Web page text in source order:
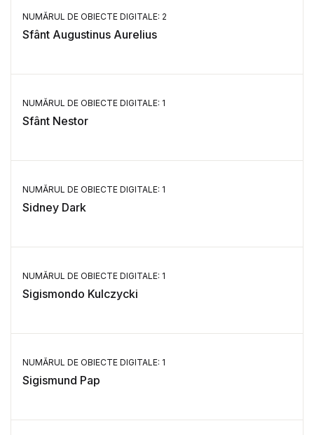
NUMĂRUL DE OBIECTE DIGITALE: 2
Sfânt Augustinus Aurelius
NUMĂRUL DE OBIECTE DIGITALE: 1
Sfânt Nestor
NUMĂRUL DE OBIECTE DIGITALE: 1
Sidney Dark
NUMĂRUL DE OBIECTE DIGITALE: 1
Sigismondo Kulczycki
NUMĂRUL DE OBIECTE DIGITALE: 1
Sigismund Pap